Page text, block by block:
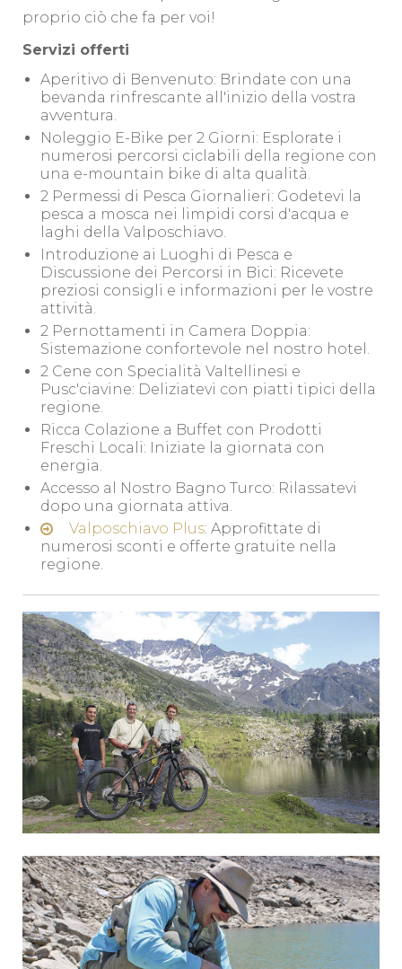
proprio ciò che fa per voi!
Servizi offerti
Aperitivo di Benvenuto: Brindate con una
bevanda rinfrescante all'inizio della vostra
avventura.
Noleggio E-Bike per 2 Giorni: Esplorate i
numerosi percorsi ciclabili della regione con
una e-mountain bike di alta qualità.
2 Permessi di Pesca Giornalieri: Godetevi la
pesca a mosca nei limpidi corsi d'acqua e
laghi della Valposchiavo.
Introduzione ai Luoghi di Pesca e
Discussione dei Percorsi in Bici: Ricevete
preziosi consigli e informazioni per le vostre
attività.
2 Pernottamenti in Camera Doppia:
Sistemazione confortevole nel nostro hotel.
2 Cene con Specialità Valtellinesi e
Pusc'ciavine: Deliziatevi con piatti tipici della
regione.
Ricca Colazione a Buffet con Prodotti
Freschi Locali: Iniziate la giornata con
energia.
Accesso al Nostro Bagno Turco: Rilassatevi
dopo una giornata attiva.
Valposchiavo Plus: Approfittate di
numerosi sconti e offerte gratuite nella
regione.